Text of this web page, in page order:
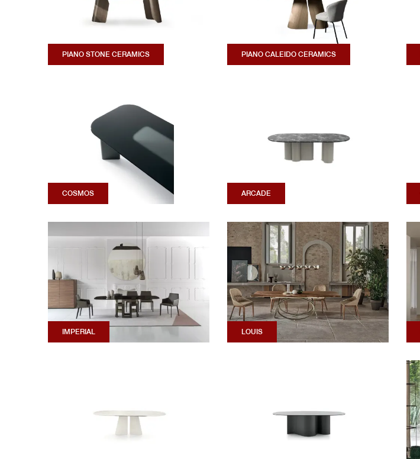
PIANO STONE CERAMICS PIANO CALEIDO CERAMICS
COSMOS ARCADE
IMPERIAL LOUIS